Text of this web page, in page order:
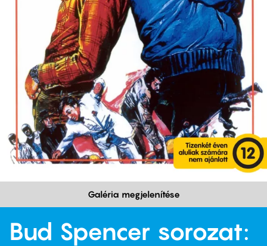
Galéria megjelenítése
Bud Spencer sorozat: